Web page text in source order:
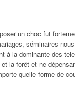
un choc fut
séminaires
à la dominante des
la forêt et ne
quelle forme de